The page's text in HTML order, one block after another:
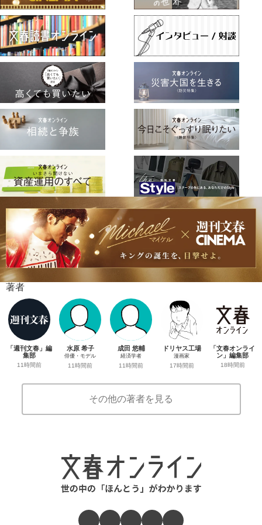
著者
「週刊文春」編
集部
11時間前
水原 希子
俳優・モデル
11時間前
成田 悠輔
経済学者
11時間前
ドリヤス工場
漫画家
17時間前
「文春オンライ
ン」編集部
18時間前
その他の著者を見る